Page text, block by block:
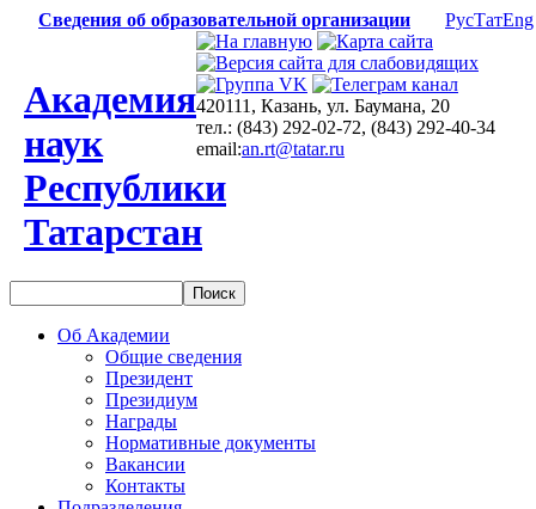
Сведения об образовательной организации РусТатEng
Академия
наук
Республики
Татарстан
420111, Казань, ул. Баумана, 20
тел.: (843) 292-02-72, (843) 292-40-34
email:an.rt@tatar.ru
Об Академии
Общие сведения
Президент
Президиум
Награды
Нормативные документы
Вакансии
Контакты